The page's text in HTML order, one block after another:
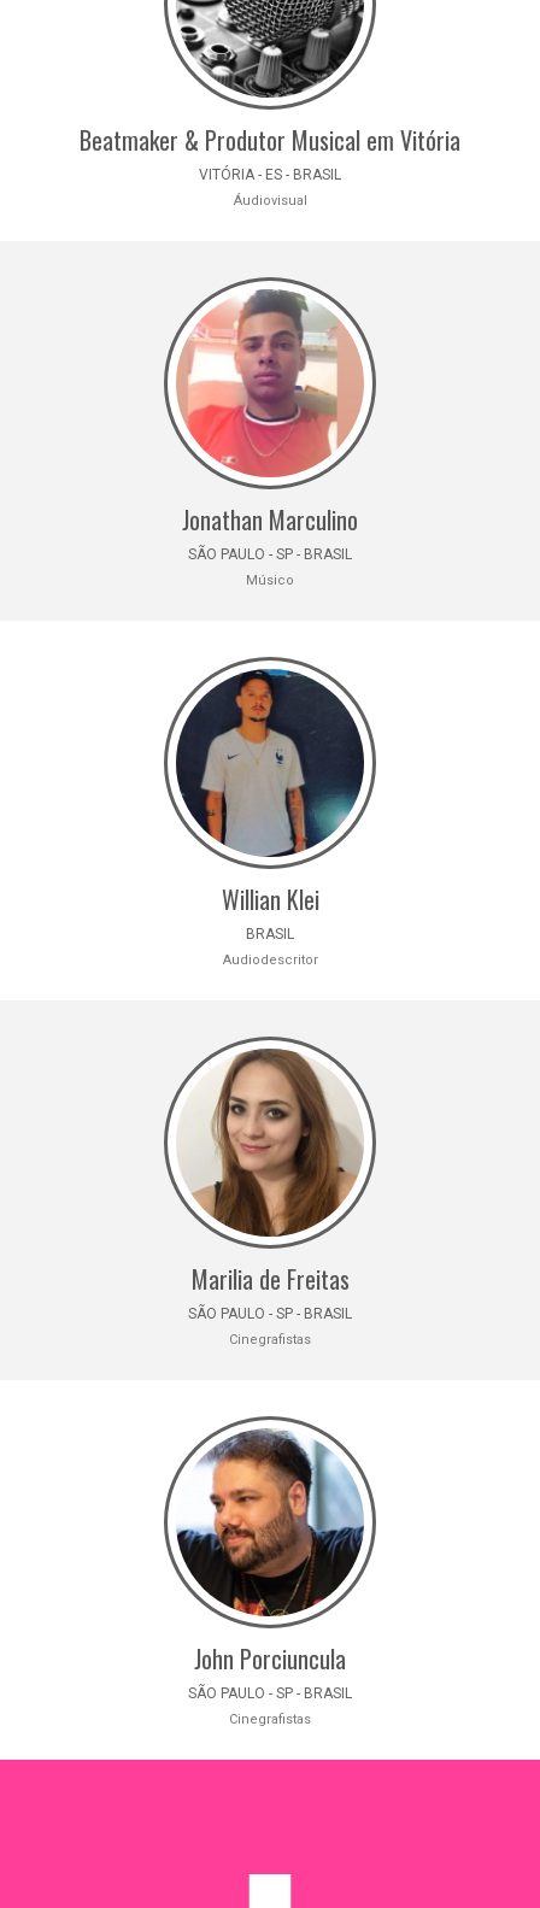
Beatmaker & Produtor Musical em Vitória
VITÓRIA - ES - BRASIL
Áudiovisual
Jonathan Marculino
SÃO PAULO - SP - BRASIL
Músico
Willian Klei
BRASIL
Audiodescritor
Marilia de Freitas
SÃO PAULO - SP - BRASIL
Cinegrafistas
John Porciuncula
SÃO PAULO - SP - BRASIL
Cinegrafistas